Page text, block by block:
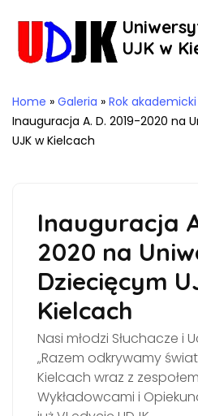
UJK w
Home » Galeria » Rok
Inauguracja A. D. 2019-2020 na
UJK w Kielcach
Inauguracja
2020 na
Dziecięcym
Kielcach
Nasi młodzi Słuchacze i
„Razem odkrywamy świat
Kielcach wraz z
Wykładowcami i